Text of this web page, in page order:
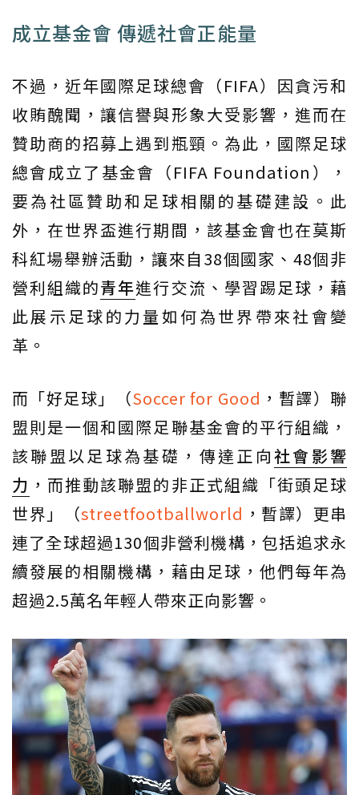
成立基金會 傳遞社會正能量
不過，近年國際足球總會（FIFA）因貪污和
收賄醜聞，讓信譽與形象大受影響，進而在
贊助商的招募上遇到瓶頸。為此，國際足球
總會成立了基金會（FIFA Foundation），
要為社區贊助和足球相關的基礎建設。此
外，在世界盃進行期間，該基金會也在莫斯
科紅場舉辦活動，讓來自38個國家、48個非
營利組織的青年進行交流、學習踢足球，藉
此展示足球的力量如何為世界帶來社會變
革。
而「好足球」（Soccer for Good ，暫譯）聯
盟則是一個和國際足聯基金會的平行組織，
該聯盟以足球為基礎，傳達正向社會影響
力 ，而推動該聯盟的非正式組織「街頭足球
世界」（streetfootballworld ，暫譯）更串
連了全球超過130個非營利機構，包括追求永
續發展的相關機構，藉由足球，他們每年為
超過2.5萬名年輕人帶來正向影響。